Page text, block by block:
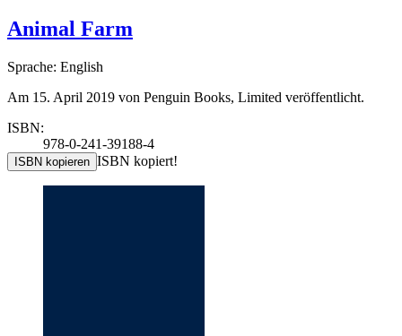
Animal Farm
Sprache: English
Am 15. April 2019 von Penguin Books, Limited veröffentlicht.
ISBN:
978-0-241-39188-4
ISBN kopieren ISBN kopiert!